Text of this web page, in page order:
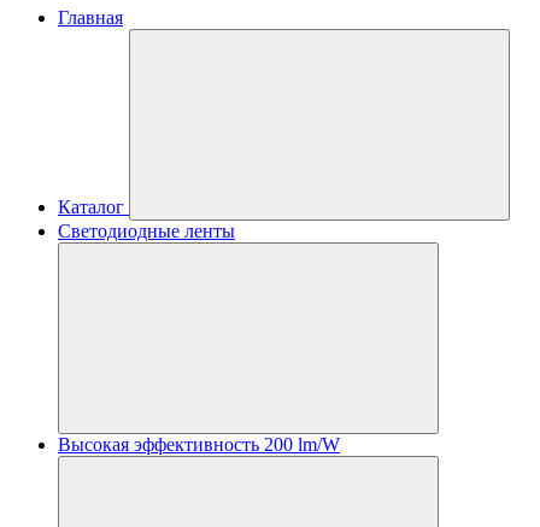
Главная
Каталог
Светодиодные ленты
Высокая эффективность 200 lm/W